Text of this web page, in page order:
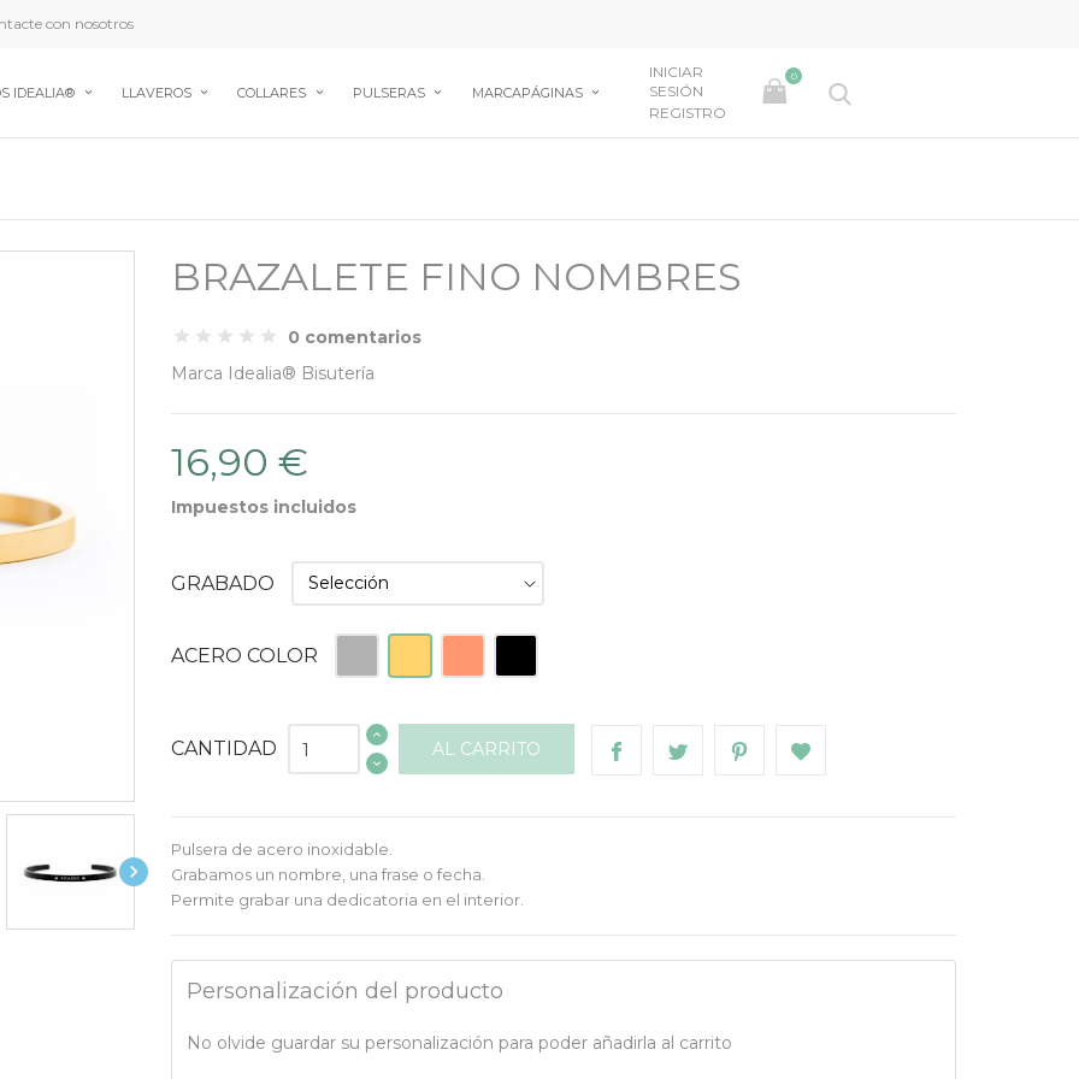
con nosotros
IDEALIA® LLAVEROS COLLARES PULSERAS MARCAPÁGINAS
INICIAR
SESIÓN
REGISTRO
0

BRAZALETE FINO NOMBRES
0 comentarios
Marca Idealia® Bisutería
16,90 €
Impuestos incluidos
GRABADO
ACERO COLOR Dorado RosadoNegro
CANTIDAD AL CARRITO
Pulsera de acero inoxidable.
Grabamos un nombre, una frase o fecha.
Permite grabar una dedicatoria en el interior.
Personalización del producto
No olvide guardar su personalización para poder añadirla al carrito